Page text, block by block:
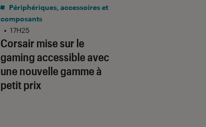
Corsair mise sur le
gaming accessible avec
une nouvelle gamme à
petit prix
Périphériques, accessoires et
composants
• 17H25